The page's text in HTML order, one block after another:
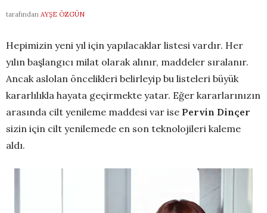
tarafından AYŞE ÖZGÜN
Hepimizin yeni yıl için yapılacaklar listesi vardır. Her
yılın başlangıcı milat olarak alınır, maddeler sıralanır.
Ancak aslolan öncelikleri belirleyip bu listeleri büyük
kararlılıkla hayata geçirmekte yatar. Eğer kararlarınızın
arasında cilt yenileme maddesi var ise Pervin Dinçer
sizin için cilt yenilemede en son teknolojileri kaleme
aldı.